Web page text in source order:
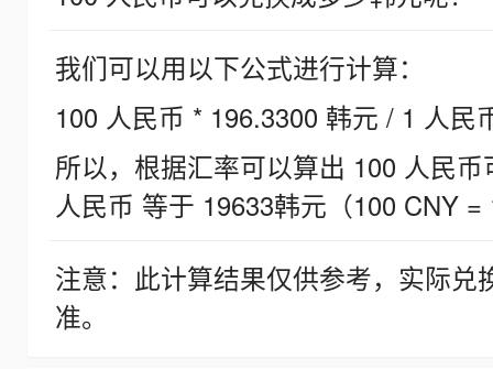
我们可以用以下公式进行计算：
100 人民币 * 196.3300 韩元 / 1 人民
所以，根据汇率可以算出 100 人民
人民币 等于 19633韩元（100 CNY =
注意：此计算结果仅供参考，实际
准。